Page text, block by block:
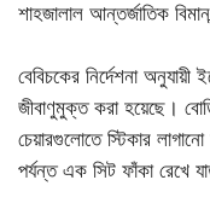
শাহজালাল আন্তর্জাতিক
বেবিচকের নির্দেশনা অনুযায়ী
জীবাণুমুক্ত করা হয়েছে।
চেয়ারগুলোতে স্টিকার
পর্যন্ত এক সিট ফাঁকা রেখে